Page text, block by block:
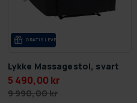
GRA­TIS LE­VE­RANS
Lykke Massagestol, svart
5 490,00 kr
9 990,00 kr